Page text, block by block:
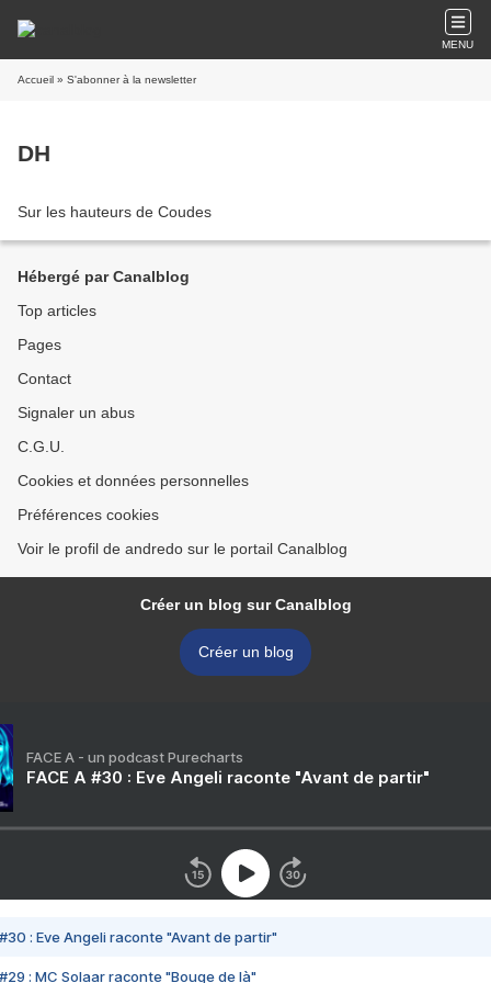
MENU
Accueil » S'abonner à la newsletter
DH
Sur les hauteurs de Coudes
Hébergé par Canalblog
Top articles
Pages
Contact
Signaler un abus
C.G.U.
Cookies et données personnelles
Préférences cookies
Voir le profil de andredo sur le portail Canalblog
Créer un blog sur Canalblog
Créer un blog
FACE A - un podcast Purecharts
FACE A #30 : Eve Angeli raconte "Avant de partir"
#30 : Eve Angeli raconte "Avant de partir"
#29 : MC Solaar raconte "Bouge de là"